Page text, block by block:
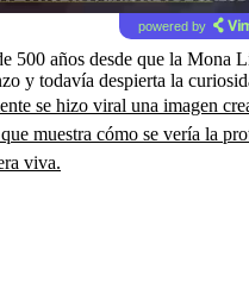
powered by
500 años desde que la Mona
y todavía despierta la
se hizo viral una imagen
muestra cómo se vería la
viva.